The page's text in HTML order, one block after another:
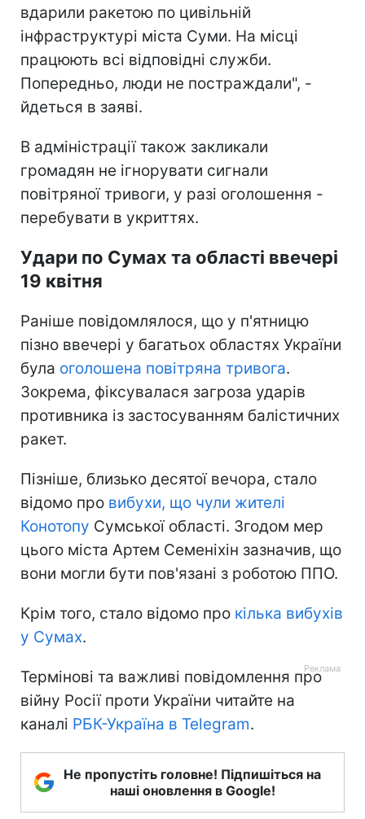
вдарили ракетою по цивільній
інфраструктурі міста Суми. На місці
працюють всі відповідні служби.
Попередньо, люди не постраждали", -
йдеться в заяві.
В адміністрації також закликали
громадян не ігнорувати сигнали
повітряної тривоги, у разі оголошення -
перебувати в укриттях.
Удари по Сумах та області ввечері
19 квітня
Раніше повідомлялося, що у п'ятницю
пізно ввечері у багатьох областях України
була оголошена повітряна тривога.
Зокрема, фіксувалася загроза ударів
противника із застосуванням балістичних
ракет.
Пізніше, близько десятої вечора, стало
відомо про вибухи, що чули жителі
Конотопу Сумської області. Згодом мер
цього міста Артем Семеніхін зазначив, що
вони могли бути пов'язані з роботою ППО.
Крім того, стало відомо про кілька вибухів
у Сумах.
Термінові та важливі повідомлення про
війну Росії проти України читайте на
каналі РБК-Україна в Telegram.
Не пропустіть головне! Підпишіться на
наші оновлення в Google!